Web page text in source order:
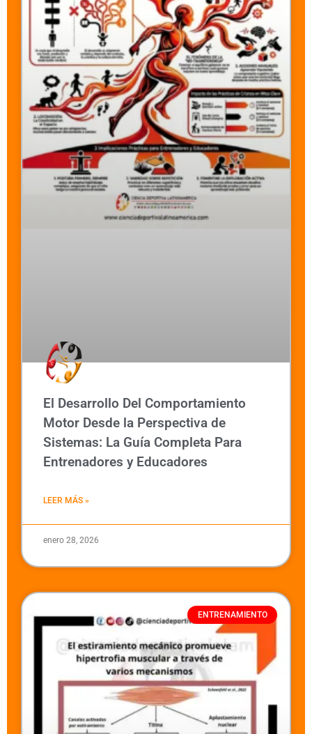
El Desarrollo Del Comportamiento
Motor Desde la Perspectiva de
Sistemas: La Guía Completa Para
Entrenadores y Educadores
LEER MÁS »
enero 28, 2026
ENTRENAMIENTO